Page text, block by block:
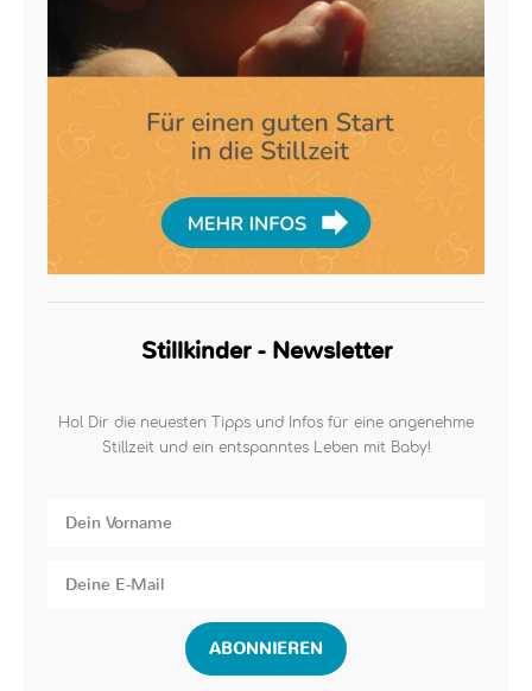
Stillkinder - Newsletter
Hol Dir die neuesten Tipps und Infos für eine angenehme
Stillzeit und ein entspanntes Leben mit Baby!
ABONNIEREN